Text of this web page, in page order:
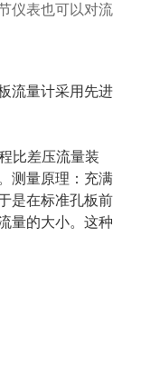
仪表也可以对流
流量计采用先进
比差压流量装
测量原理：充满
是在标准孔板前
量的大小。这种